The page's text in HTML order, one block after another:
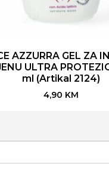
AZZURRA GEL ZA
ULTRA
ml (Artikal 2124)
4,90 KM